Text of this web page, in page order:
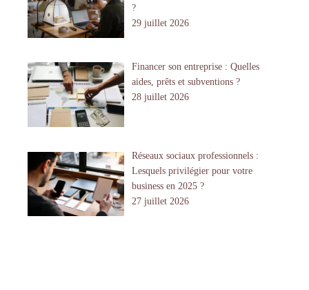
?
29 juillet 2026
Financer son entreprise : Quelles
aides, prêts et subventions ?
28 juillet 2026
Réseaux sociaux professionnels :
Lesquels privilégier pour votre
business en 2025 ?
27 juillet 2026